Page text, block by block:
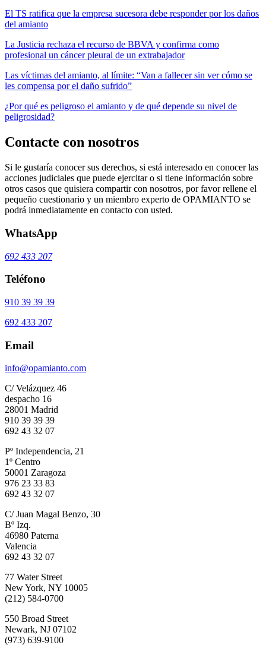
El TS ratifica que la empresa sucesora debe responder por los daños
del amianto
La Justicia rechaza el recurso de BBVA y confirma como
profesional un cáncer pleural de un extrabajador
Las víctimas del amianto, al límite: “Van a fallecer sin ver cómo se
les compensa por el daño sufrido”
¿Por qué es peligroso el amianto y de qué depende su nivel de
peligrosidad?
Contacte con nosotros
Si le gustaría conocer sus derechos, si está interesado en conocer las
acciones judiciales que puede ejercitar o si tiene información sobre
otros casos que quisiera compartir con nosotros, por favor rellene el
pequeño cuestionario y un miembro experto de OPAMIANTO se
podrá inmediatamente en contacto con usted.
WhatsApp
692 433 207
Teléfono
910 39 39 39
692 433 207
Email
info@opamianto.com
C/ Velázquez 46
despacho 16
28001 Madrid
910 39 39 39
692 43 32 07
Pº Independencia, 21
1º Centro
50001 Zaragoza
976 23 33 83
692 43 32 07
C/ Juan Magal Benzo, 30
Bº Izq.
46980 Paterna
Valencia
692 43 32 07
77 Water Street
New York, NY 10005
(212) 584-0700
550 Broad Street
Newark, NJ 07102
(973) 639-9100